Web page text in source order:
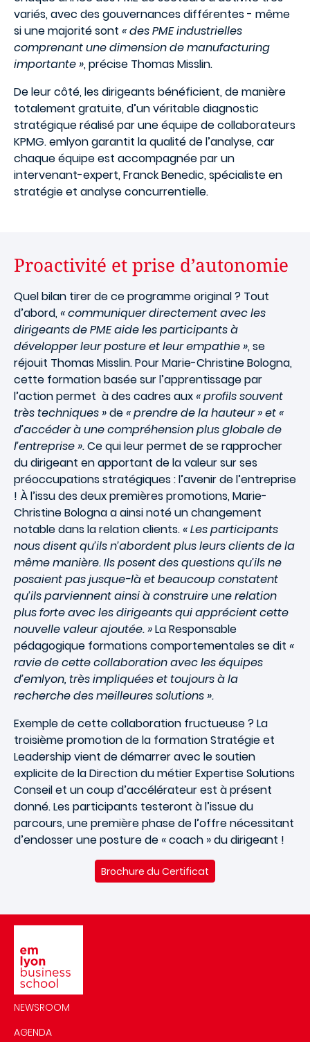
variés, avec des gouvernances différentes - même
si une majorité sont « des PME industrielles
comprenant une dimension de manufacturing
importante », précise Thomas Misslin.
De leur côté, les dirigeants bénéficient, de manière
totalement gratuite, d’un véritable diagnostic
stratégique réalisé par une équipe de collaborateurs
KPMG. emlyon garantit la qualité de l’analyse, car
chaque équipe est accompagnée par un
intervenant-expert, Franck Benedic, spécialiste en
stratégie et analyse concurrentielle.
Proactivité et prise d’autonomie
Quel bilan tirer de ce programme original ? Tout
d’abord,« communiquer directement avec les
dirigeants de PME aide les participants à
développer leur posture et leur empathie », se
réjouit Thomas Misslin. Pour Marie-Christine Bologna,
cette formation basée sur l’apprentissage par
l’action permet à des cadres aux« profils souvent
très techniques »de« prendre de la hauteur » et «
d’accéder à une compréhension plus globale de
l’entreprise ».Ce qui leur permet de se rapprocher
du dirigeant en apportant de la valeur sur ses
préoccupations stratégiques : l’avenir de l’entreprise
! À l’issu des deux premières promotions, Marie-
Christine Bologna a ainsi noté un changement
notable dans la relation clients.« Les participants
nous disent qu’ils n’abordent plus leurs clients de la
même manière. Ils posent des questions qu’ils ne
posaient pas jusque-là et beaucoup constatent
qu’ils parviennent ainsi à construire une relation
plus forte avec les dirigeants qui apprécient cette
nouvelle valeur ajoutée. »La Responsable
pédagogique formations comportementales se dit «
ravie de cette collaboration avec les équipes
d’emlyon, très impliquées et toujours à la
recherche des meilleures solutions ».
Exemple de cette collaboration fructueuse ? La
troisième promotion de la formation Stratégie et
Leadership vient de démarrer avec le soutien
explicite de la Direction du métier Expertise Solutions
Conseil et un coup d’accélérateur est à présent
donné. Les participants testeront à l’issue du
parcours, une première phase de l’offre nécessitant
d’endosser une posture de « coach » du dirigeant !
Brochure du Certificat
NEWSROOM
AGENDA